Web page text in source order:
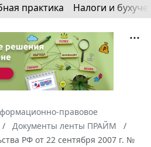
практика Налоги и
правовое
Документы ленты ПРАЙМ
РФ от 22 сентября 2007 г. №